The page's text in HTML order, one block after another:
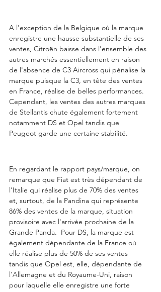
A l'exception de la Belgique où la marque
enregistre une hausse substantielle de ses
ventes, Citroën baisse dans l'ensemble des
autres marchés essentiellement en raison
de l'absence de C3 Aircross qui pénalise la
marque puisque la C3, en tête des ventes
en France, réalise de belles performances.
Cependant, les ventes des autres marques
de Stellantis chute également fortement
notamment DS et Opel tandis que
Peugeot garde une certaine stabilité.
En regardant le rapport pays/marque, on
remarque que Fiat est très dépendant de
l'Italie qui réalise plus de 70% des ventes
et, surtout, de la Pandina qui représente
86% des ventes de la marque, situation
provisoire avec l'arrivée prochaine de la
Grande Panda.  Pour DS, la marque est
également dépendante de la France où
elle réalise plus de 50% de ses ventes
tandis que Opel est, elle, dépendante de
l'Allemagne et du Royaume-Uni, raison
pour laquelle elle enregistre une forte